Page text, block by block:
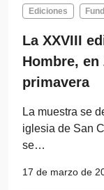
Ediciones
La XXVIII
Hombre,
primavera
La muestra se
iglesia de San
se…
17 de marzo de